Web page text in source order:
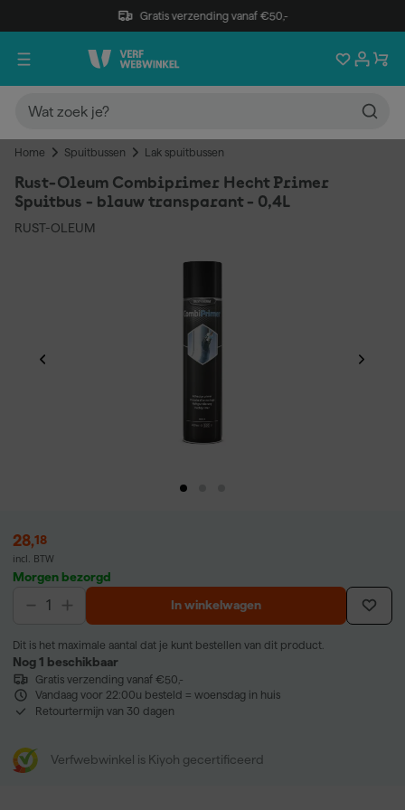
Gratis verzending vanaf €50,-
Home Spuitbussen Lak spuitbussen
Rust-Oleum Combiprimer Hecht Primer
Spuitbus - blauw transparant - 0,4L
RUST-OLEUM
28,18
incl. BTW
Morgen bezorgd
In winkelwagen
Dit is het maximale aantal dat je kunt bestellen van dit product.
Nog 1 beschikbaar
Gratis verzending vanaf €50,-
Vandaag voor 22:00u besteld = woensdag in huis
Retourtermijn van 30 dagen
Verfwebwinkel is Kiyoh gecertificeerd